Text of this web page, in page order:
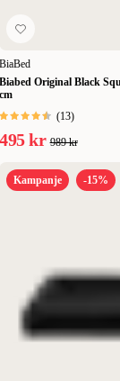
BiaBed
Biabed Original Black
cm
(13)
495 kr 989 kr
Kampanje -15%